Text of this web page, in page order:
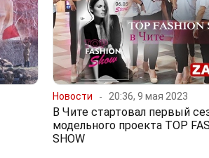
Новости 20:36, 9 мая 2023
В Чите стартовал первый
модельного проекта TOP
SHOW